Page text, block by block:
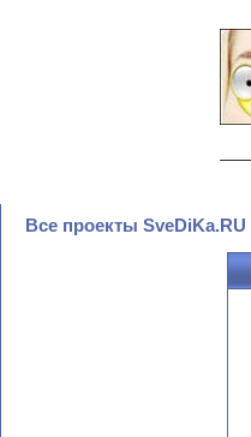
Все проекты SveDiKa.RU